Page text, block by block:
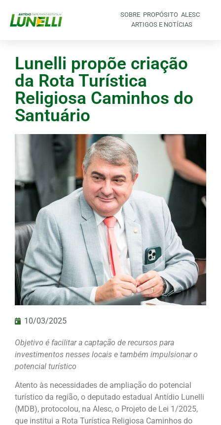
SOBRE PROPÓSITO ALESC
ARTIGOS E NOTÍCIAS
Lunelli propõe criação
da Rota Turística
Religiosa Caminhos do
Santuário
10/03/2025
Objetivo é facilitar a captação de recursos para
investimentos nesses locais e também impulsionar o
potencial turístico
Atento às necessidades de ampliação do potencial
turístico da região, o deputado estadual Antídio Lunelli
(MDB), protocolou, na Alesc, o Projeto de Lei 1/2025,
que institui a Rota Turística Religiosa Caminhos do